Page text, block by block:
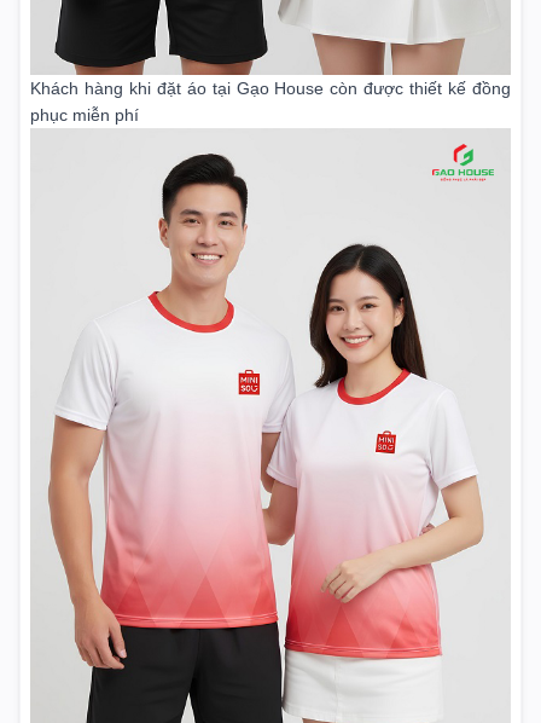
Khách hàng khi đặt áo tại Gạo House còn được thiết kế đồng
phục miễn phí